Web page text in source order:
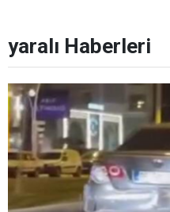
yaralı Haberleri